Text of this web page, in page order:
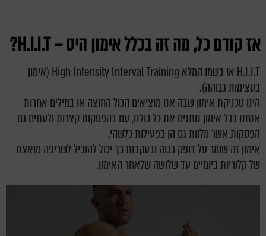
אז קודם כל, מה זה בכלל אימון היט – H.I.I.T ?
H.I.I.T או בשמו המלא High Intensity Interval Training (אימון
בעצימות גבוהה).
הינו טכניקת אימון שבה אנו מוציאים הכול החוצה או במילים אחרות
אנחנו בכל אימון נותנים את כל כולנו, עם בהפסקות קצרות ולעתים גם
הפסקות אשר מלוות גם הן בפעילות כלשהי.
אימון זה שומר על דופק גבוה ובעקבות כך יכול להוביל לשריפה מואצת
של קלוריות ביומיים עד שלושה שלאחר האימון.